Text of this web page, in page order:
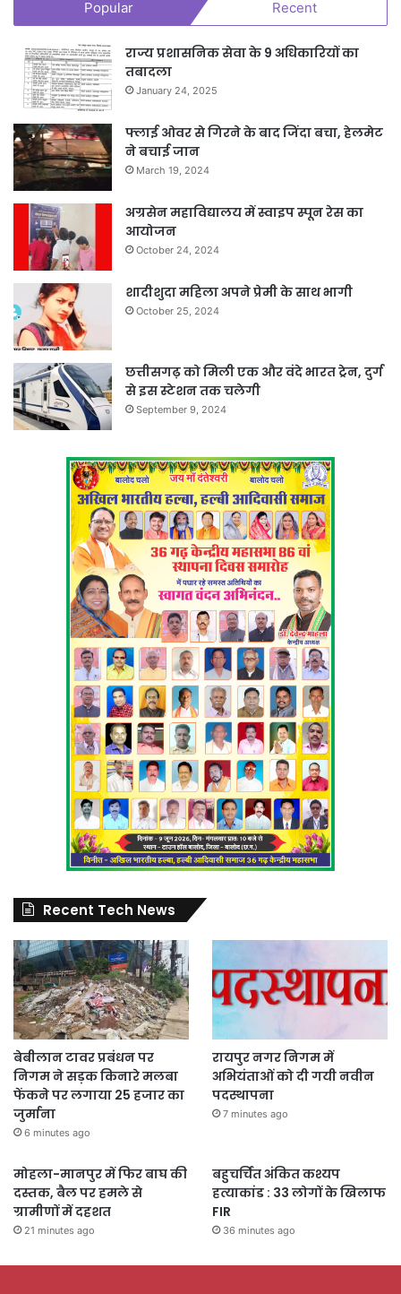
Popular Recent
राज्य प्रशासनिक सेवा के 9 अधिकारियों का
तबादला
January 24, 2025
फ्लाई ओवर से गिरने के बाद जिंदा बचा, हेलमेट
ने बचाई जान
March 19, 2024
अग्रसेन महाविद्यालय में स्वाइप स्पून रेस का
आयोजन
October 24, 2024
शादीशुदा महिला अपने प्रेमी के साथ भागी
October 25, 2024
छत्तीसगढ़ को मिली एक और वंदे भारत ट्रेन, दुर्ग
से इस स्टेशन तक चलेगी
September 9, 2024
Recent Tech News
बेबीलान टावर प्रबंधन पर
निगम ने सड़क किनारे मलबा
फेंकने पर लगाया 25 हजार का
जुर्माना
6 minutes ago
रायपुर नगर निगम में
अभियंताओं को दी गयी नवीन
पदस्थापना
7 minutes ago
मोहला-मानपुर में फिर बाघ की
दस्तक, बैल पर हमले से
ग्रामीणों में दहशत
21 minutes ago
बहुचर्चित अंकित कश्यप
हत्याकांड : 33 लोगों के खिलाफ
FIR
36 minutes ago